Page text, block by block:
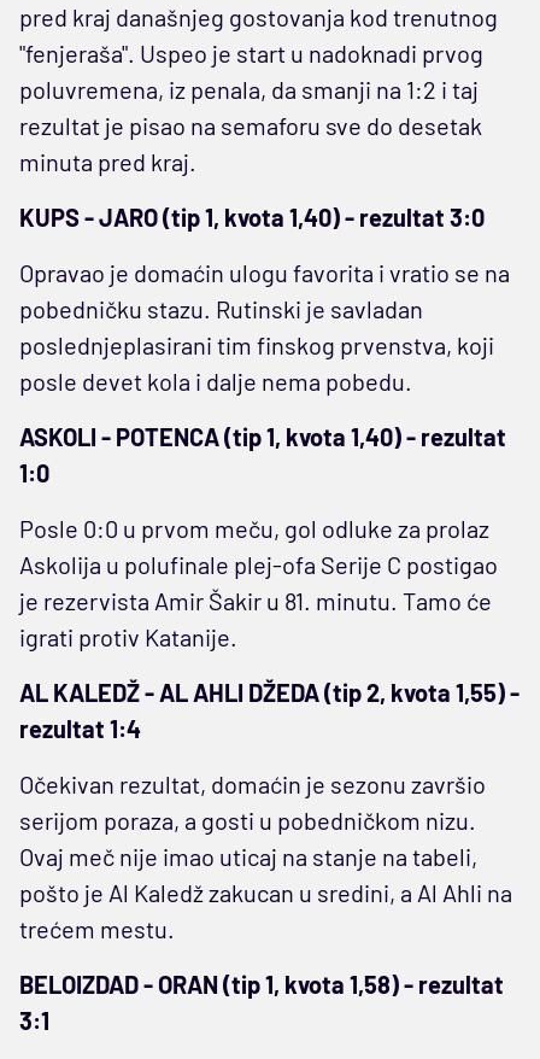
pred kraj današnjeg gostovanja kod trenutnog
"fenjeraša". Uspeo je start u nadoknadi prvog
poluvremena, iz penala, da smanji na 1:2 i taj
rezultat je pisao na semaforu sve do desetak
minuta pred kraj.
KUPS - JARO (tip 1, kvota 1,40) - rezultat 3:0
Opravao je domaćin ulogu favorita i vratio se na
pobedničku stazu. Rutinski je savladan
poslednjeplasirani tim finskog prvenstva, koji
posle devet kola i dalje nema pobedu.
ASKOLI - POTENCA (tip 1, kvota 1,40) - rezultat
1:0
Posle 0:0 u prvom meču, gol odluke za prolaz
Askolija u polufinale plej-ofa Serije C postigao
je rezervista Amir Šakir u 81. minutu. Tamo će
igrati protiv Katanije.
AL KALEDŽ - AL AHLI DŽEDA (tip 2, kvota 1,55) -
rezultat 1:4
Očekivan rezultat, domaćin je sezonu završio
serijom poraza, a gosti u pobedničkom nizu.
Ovaj meč nije imao uticaj na stanje na tabeli,
pošto je Al Kaledž zakucan u sredini, a Al Ahli na
trećem mestu.
BELOIZDAD - ORAN (tip 1, kvota 1,58) - rezultat
3:1